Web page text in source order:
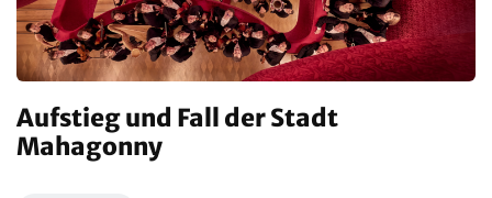
Aufstieg und Fall der Stadt
Mahagonny